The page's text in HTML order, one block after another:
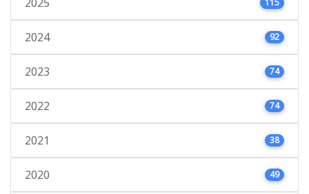
2024 92
2023 74
2022 74
2021 38
2020 49